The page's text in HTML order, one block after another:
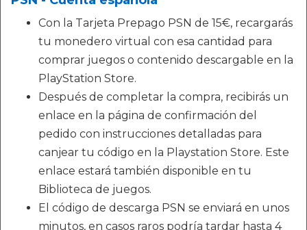
Con la Tarjeta Prepago PSN de 15€, recargarás
tu monedero virtual con esa cantidad para
comprar juegos o contenido descargable en la
PlayStation Store.
Después de completar la compra, recibirás un
enlace en la página de confirmación del
pedido con instrucciones detalladas para
canjear tu código en la Playstation Store. Este
enlace estará también disponible en tu
Biblioteca de juegos.
El código de descarga PSN se enviará en unos
minutos, en casos raros podría tardar hasta 4